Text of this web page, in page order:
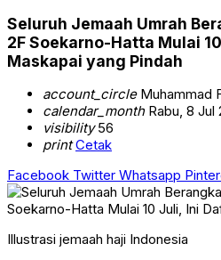
Seluruh Jemaah Umrah
2F Soekarno-Hatta Mulai
Maskapai yang Pindah
account_circleMuhammad
calendar_monthRabu, 8 Jul
visibility56
print Cetak
Facebook Twitter Whatsapp
Illustrasi jemaah haji Indonesia